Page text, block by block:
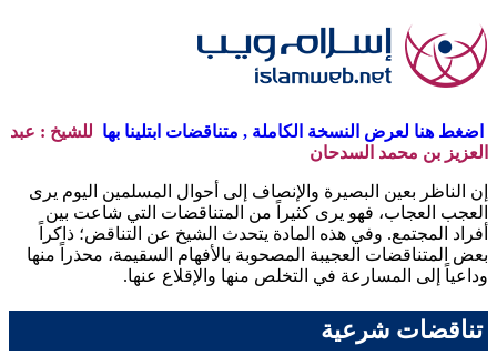
اضغط هنا لعرض النسخة الكاملة , متناقضات ابتلينا بها للشيخ : عبد
العزيز بن محمد السدحان
إن الناظر بعين البصيرة والإنصاف إلى أحوال المسلمين اليوم يرى
العجب العجاب، فهو يرى كثيراً من المتناقضات التي شاعت بين
أفراد المجتمع. وفي هذه المادة يتحدث الشيخ عن التناقض؛ ذاكراً
بعض المتناقضات العجيبة المصحوبة بالأفهام السقيمة، محذراً منها
وداعياً إلى المسارعة في التخلص منها والإقلاع عنها.
تناقضات شرعية